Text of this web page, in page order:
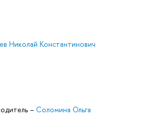
Николай Константинович
– Соломина Ольга